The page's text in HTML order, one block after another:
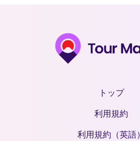
トップ
利用規約
利用規約（英語）